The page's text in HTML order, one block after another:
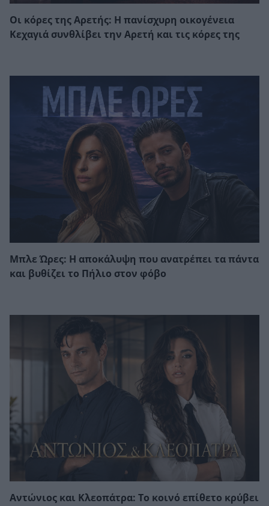
Οι κόρες της Αρετής: Η πανίσχυρη οικογένεια
Κεχαγιά συνθλίβει την Αρετή και τις κόρες της
Μπλε Ώρες: Η αποκάλυψη που ανατρέπει τα πάντα
και βυθίζει το Πήλιο στον φόβο
Αντώνιος και Κλεοπάτρα: Το κοινό επίθετο κρύβει